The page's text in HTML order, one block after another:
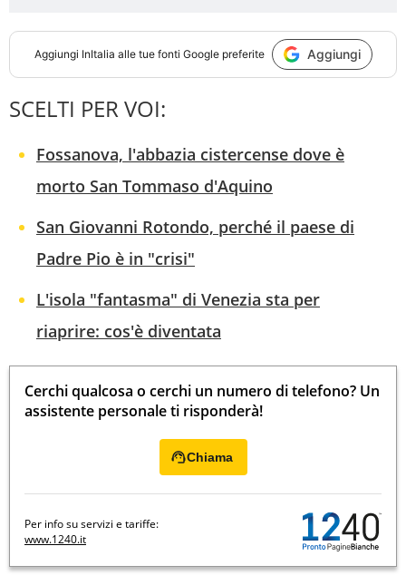
Aggiungi InItalia alle tue fonti Google preferite Aggiungi
SCELTI PER VOI:
Fossanova, l'abbazia cistercense dove è
morto San Tommaso d'Aquino
San Giovanni Rotondo, perché il paese di
Padre Pio è in "crisi"
L'isola "fantasma" di Venezia sta per
riaprire: cos'è diventata
Cerchi qualcosa o cerchi un numero di telefono? Un
assistente personale ti risponderà!
Chiama
Per info su servizi e tariffe:
www.1240.it